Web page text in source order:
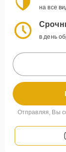
на все
в день
Отправляя, Вы